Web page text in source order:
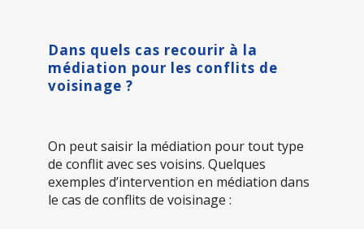
Dans quels cas recourir à la
médiation pour les conflits de
voisinage ?
On peut saisir la médiation pour tout type
de conflit avec ses voisins. Quelques
exemples d’intervention en médiation dans
le cas de conflits de voisinage :